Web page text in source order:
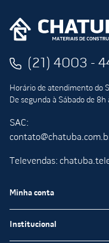
(21) 4003 -
Horário de atendimento do
De segunda à Sábado de 8h
SAC:
Televendas:
Minha conta
Institucional